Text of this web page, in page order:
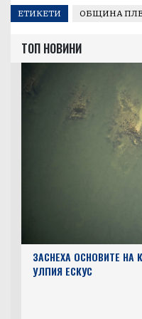
ВСИЧКО ОТ АВТОРА
ТОП НОВИНИ
ЗАСНЕХА ОСНОВИТЕ НА